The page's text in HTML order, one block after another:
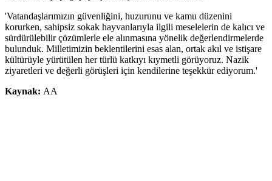
'Vatandaşlarımızın güvenliğini, huzurunu ve kamu düzenini
korurken, sahipsiz sokak hayvanlarıyla ilgili meselelerin de kalıcı ve
sürdürülebilir çözümlerle ele alınmasına yönelik değerlendirmelerde
bulunduk. Milletimizin beklentilerini esas alan, ortak akıl ve istişare
kültürüyle yürütülen her türlü katkıyı kıymetli görüyoruz. Nazik
ziyaretleri ve değerli görüşleri için kendilerine teşekkür ediyorum.'
Kaynak: AA